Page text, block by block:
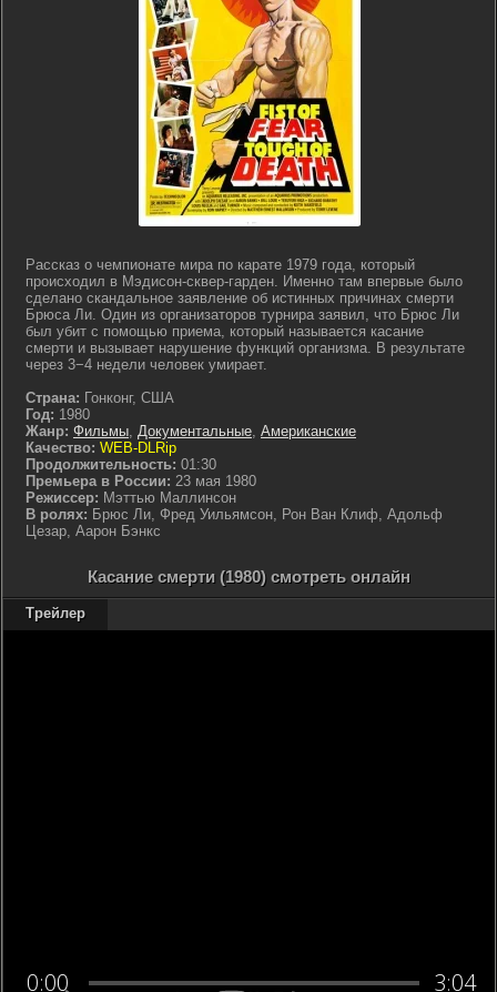
Рассказ о чемпионате мира по карате 1979 года, который
происходил в Мэдисон-сквер-гарден. Именно там впервые было
сделано скандальное заявление об истинных причинах смерти
Брюса Ли. Один из организаторов турнира заявил, что Брюс Ли
был убит с помощью приема, который называется касание
смерти и вызывает нарушение функций организма. В результате
через 3−4 недели человек умирает.
Страна: Гонконг, США
Год: 1980
Жанр: Фильмы, Документальные, Американские
Качество: WEB-DLRip
Продолжительность: 01:30
Премьера в России: 23 мая 1980
Режиссер: Мэттью Маллинсон
В ролях: Брюс Ли, Фред Уильямсон, Рон Ван Клиф, Адольф
Цезар, Аарон Бэнкс
Касание смерти (1980) смотреть онлайн
Трейлер